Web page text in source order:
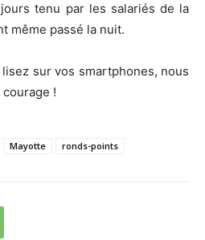
tenu par les salariés de la
même passé la nuit.
sur vos smartphones, nous
!
Mayotte ronds-points